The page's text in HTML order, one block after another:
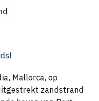
Mallorca, op
zandstrand